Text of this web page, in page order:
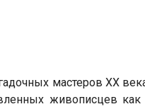
мастеров XX
живописцев как